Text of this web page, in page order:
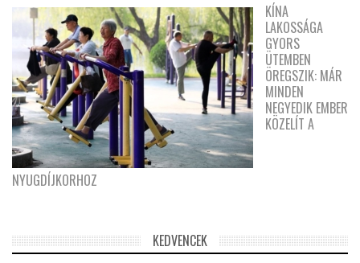
KÍNA
LAKOSSÁGA
GYORS
ÜTEMBEN
ÖREGSZIK: MÁR
MINDEN
NEGYEDIK EMBER
KÖZELÍT A
NYUGDÍJKORHOZ
KEDVENCEK